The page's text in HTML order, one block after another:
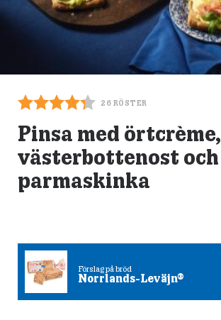
26 RÖSTER
Pinsa med örtcrème,
västerbottenost och
parmaskinka
Förslag på bröd
Norrlands-Leväjn®